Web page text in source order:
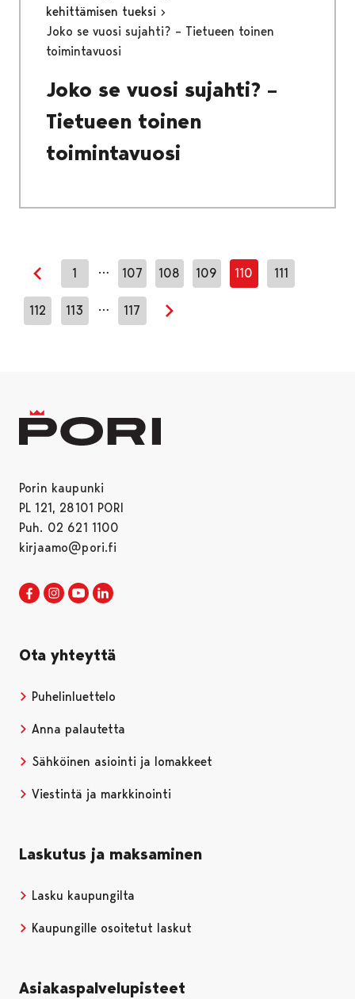
kehittämisen tueksi
Joko se vuosi sujahti? – Tietueen toinen
toimintavuosi
Joko se vuosi sujahti? –
Tietueen toinen
toimintavuosi
Edellinen sivu
1 … 107 108 109 110 111
112 113 … 117
Seuraava sivu
Porin kaupunki
PL 121, 28101 PORI
Puh. 02 621 1100
kirjaamo@pori.fi
Porin kaupunki Facebookissa
Avautuu uudessa välilehdessä
Porin kaupunki Instagramissa
Avautuu uudessa välilehdessä
Porin kaupunki Youtubessa
Avautuu uudessa välilehdessä
Ota yhteyttä
Puhelinluettelo
Anna palautetta
Sähköinen asiointi ja lomakkeet
Viestintä ja markkinointi
Laskutus ja maksaminen
Lasku kaupungilta
Kaupungille osoitetut laskut
Asiakaspalvelupisteet